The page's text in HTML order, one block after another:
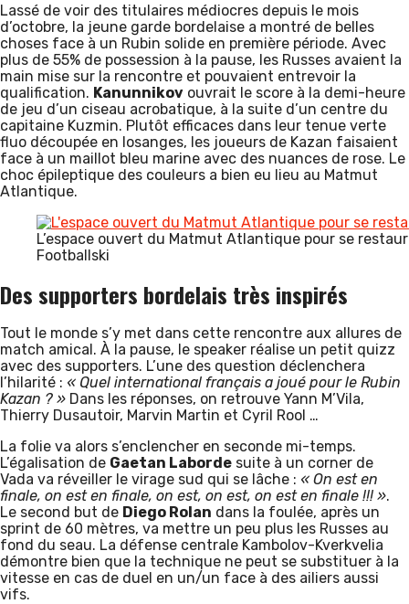
Lassé de voir des titulaires médiocres depuis le mois
d’octobre, la jeune garde bordelaise a montré de belles
choses face à un Rubin solide en première période. Avec
plus de 55% de possession à la pause, les Russes avaient la
main mise sur la rencontre et pouvaient entrevoir la
qualification. Kanunnikov ouvrait le score à la demi-heure
de jeu d’un ciseau acrobatique, à la suite d’un centre du
capitaine Kuzmin. Plutôt efficaces dans leur tenue verte
fluo découpée en losanges, les joueurs de Kazan faisaient
face à un maillot bleu marine avec des nuances de rose. Le
choc épileptique des couleurs a bien eu lieu au Matmut
Atlantique.
L’espace ouvert du Matmut Atlantique pour se
Footballski
Des supporters bordelais très inspirés
Tout le monde s’y met dans cette rencontre aux allures de
match amical. À la pause, le speaker réalise un petit quizz
avec des supporters. L’une des question déclenchera
l’hilarité : « Quel international français a joué pour le Rubin
Kazan ? » Dans les réponses, on retrouve Yann M’Vila,
Thierry Dusautoir, Marvin Martin et Cyril Rool …
La folie va alors s’enclencher en seconde mi-temps.
L’égalisation de Gaetan Laborde suite à un corner de
Vada va réveiller le virage sud qui se lâche : « On est en
finale, on est en finale, on est, on est, on est en finale !!! ».
Le second but de Diego Rolan dans la foulée, après un
sprint de 60 mètres, va mettre un peu plus les Russes au
fond du seau. La défense centrale Kambolov-Kverkvelia
démontre bien que la technique ne peut se substituer à la
vitesse en cas de duel en un/un face à des ailiers aussi
vifs.